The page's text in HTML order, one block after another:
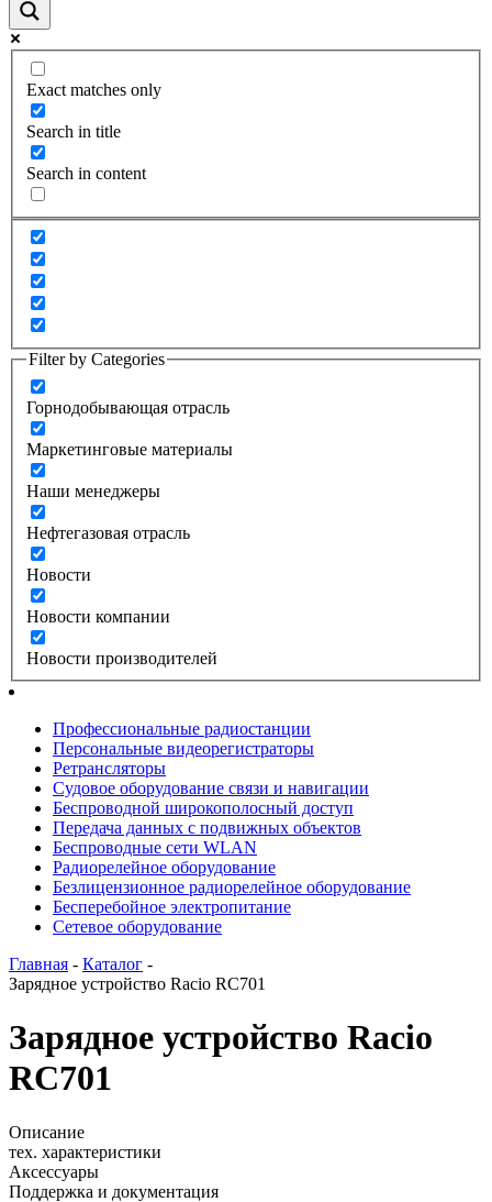
Exact matches only
Search in title
Search in content
Filter by Categories
Горнодобывающая отрасль
Маркетинговые материалы
Наши менеджеры
Нефтегазовая отрасль
Новости
Новости компании
Новости производителей
Профессиональные радиостанции
Персональные видеорегистраторы
Ретрансляторы
Судовое оборудование связи и навигации
Беспроводной широкополосный доступ
Передача данных с подвижных объектов
Беспроводные сети WLAN
Радиорелейное оборудование
Безлицензионное радиорелейное оборудование
Бесперебойное электропитание
Сетевое оборудование
Главная - Каталог -
Зарядное устройство Racio RC701
Зарядное устройство Racio
RC701
Описание
тех. характеристики
Аксессуары
Поддержка и документация